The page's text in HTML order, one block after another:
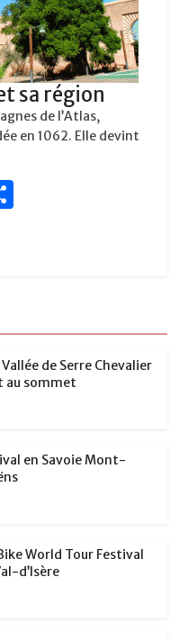
sa région
de l’Atlas,
en 1062. Elle devint
de Serre Chevalier
au sommet
en Savoie Mont-
World Tour Festival
d’Isère